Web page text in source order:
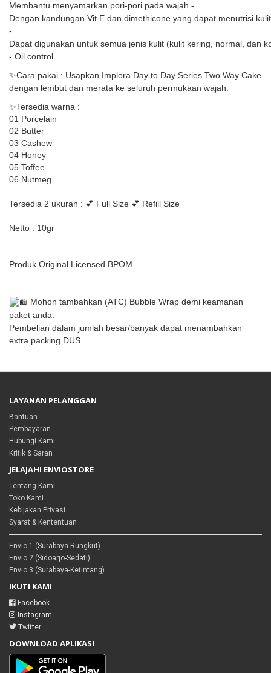
Membantu menyamarkan pori-pori pada wajah -
Dengan kandungan Vit E dan dimethicone yang dapat menutrisi
-
Dapat digunakan untuk semua jenis kulit (kulit kering, normal, dan
- Oil control
✨Cara pakai : Usapkan Implora Day to Day Series Two Way Cake
dengan lembut dan merata ke seluruh permukaan wajah.
✨Tersedia warna :
01 Porcelain
02 Butter
03 Cashew
04 Honey
05 Toffee
06 Nutmeg
Tersedia 2 ukuran : 💕 Full Size 💕 Refill Size
Netto : 10gr
Produk Original Licensed BPOM
Mohon tambahkan (ATC) Bubble Wrap demi keamanan
paket anda.
Pembelian dalam jumlah besar/banyak dapat menambahkan
extra packing DUS
LAYANAN PELANGGAN
Bantuan
Pembayaran
Hubungi Kami
Kritik & Saran
JELAJAHI ENVIOSTORE
Tentang Kami
Toko Kami
Kebijakan Privasi
Syarat & Kententuan
Envio 1 (Surabaya-Rungkut)
Envio 2 (Sidoarjo-Sedati)
Envio 3 (Surabaya-Ketintang)
IKUTI KAMI
Facebook
Instagram
Twitter
DOWNLOAD APLIKASI